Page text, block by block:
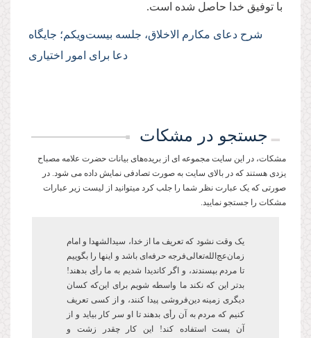
با توفیق خدا حاصل شده است.
شرح دعای مکارم الاخلاق، جلسه بیست‌ویکم؛ جایگاه
دعا برای امور اختیاری
جستجو در مشکات
مشکات، در این سایت مجموعه ای از بریده‌های بیانات حضرت علامه مصباح
یزدی هستند که در بالای سایت به صورت تصادفی نمایش داده می شود. در
صورتی که یک عبارت نظر شما را جلب کرد میتوانید از لیست زیر عبارات
مشکات را جستجو نمایید.
یک وقت نشود که تعریف ما از خدا، سیدالشهدا و امام
زمان‌عج‌الله‌تعالی‌فرجه حرفه‌ای باشد و این­ها را بگوییم
تا مردم بپسندند، و اگر کاندیدا شدیم به ما رأی بدهند!
بدتر این که نکند ما واسطه شویم برای این‌که کسان
دیگری زمینه دین‌فروشی پیدا کنند، و از کسی تعریف
کنیم که مردم به آن رأی ‌بدهند تا او سر کار بیاید و از
آن پست‌ استفاده کند! این کار چقدر زشت و